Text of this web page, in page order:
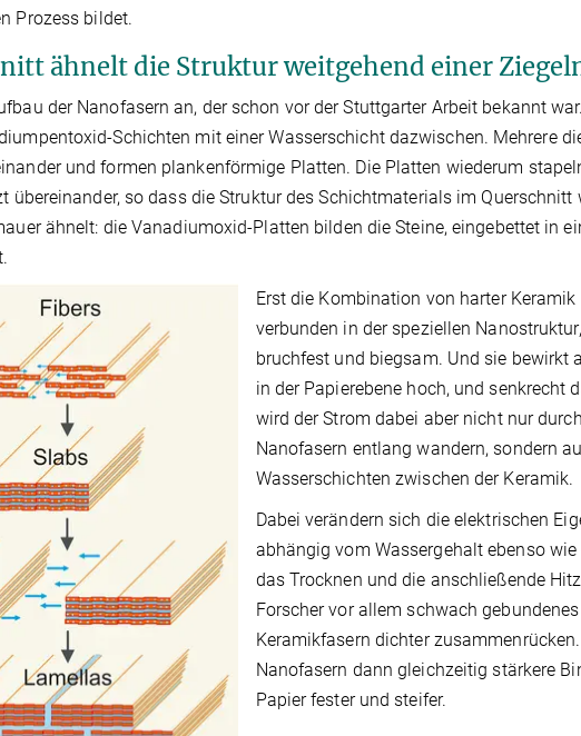
Prozess bildet.
ähnelt die Struktur weitgehend einer
der Nanofasern an, der schon vor der Stuttgarter Arbeit bekannt
Schichten mit einer Wasserschicht dazwischen. Mehrere
und formen plankenförmige Platten. Die Platten wiederum
übereinander, so dass die Struktur des Schichtmaterials im
ähnelt: die Vanadiumoxid-Platten bilden die Steine, eingebettet in
Erst die Kombination von harter Keramik
verbunden in der speziellen
bruchfest und biegsam. Und sie bewirkt
in der Papierebene hoch, und senkrecht
wird der Strom dabei aber nicht nur
Nanofasern entlang wandern, sondern
Wasserschichten zwischen der Keramik.
Dabei verändern sich die elektrischen
abhängig vom Wassergehalt ebenso
das Trocknen und die anschließende
Forscher vor allem schwach
Keramikfasern dichter
Nanofasern dann gleichzeitig stärkere
Papier fester und steifer.